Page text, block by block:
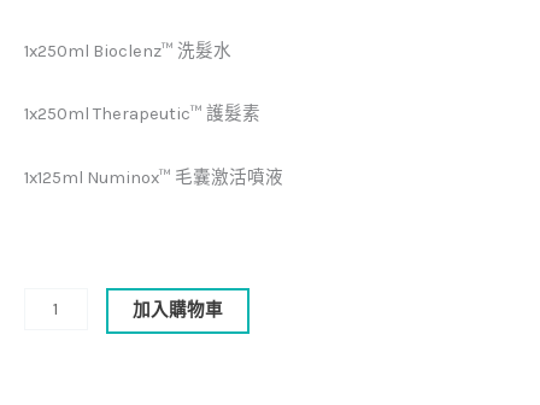
1x250ml Bioclenz™ 洗髮水
1x250ml Therapeutic™ 護髮素
1x125ml Numinox™ 毛囊激活噴液
加入購物車